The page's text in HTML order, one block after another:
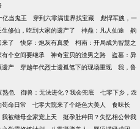
亿当鬼王 穿到六零满世界找宝藏
彪悍军嫂，一
生修仙，吃到大家的遗产了 神鼎：凡人仙途
齁
来了 快穿：炮灰有真爱
柯南：开局成为智慧之
有个空间要继承 神奇宝贝的渣男之路
盗墓：异
遗产 穿越年代烈士遗孤笔下的现场重现
我，鲁
熟色 御兽：无法进化？我会兜底
七零下乡，农
命日常 七零大院来了个绝色大美人
食味长
被继母全家宠上天
挺孕肚种田？失忆相公带我